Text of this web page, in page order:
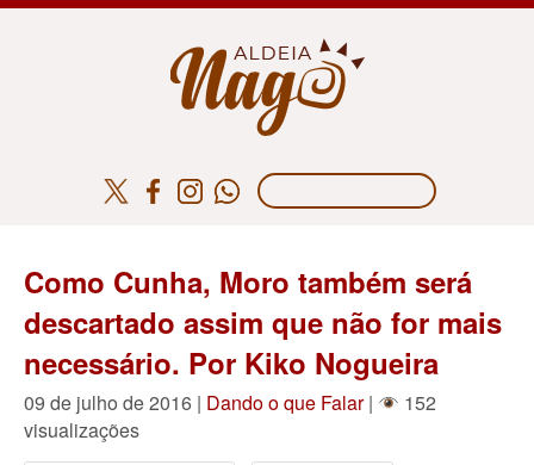
Como Cunha, Moro também será
descartado assim que não for mais
necessário. Por Kiko Nogueira
09 de julho de 2016 | Dando o que Falar|
152
visualizações